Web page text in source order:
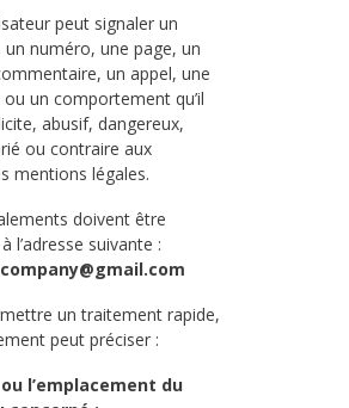
peut signaler un
numéro, une page, un
un appel, une
un comportement qu’il
abusif, dangereux,
ou contraire aux
mentions légales.
doivent être
l’adresse suivante :
un traitement rapide,
peut préciser :
ou l’emplacement du